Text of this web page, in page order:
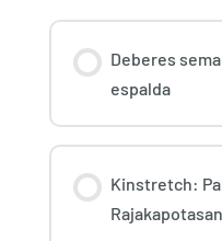
Deberes
espalda
Kinstretch: